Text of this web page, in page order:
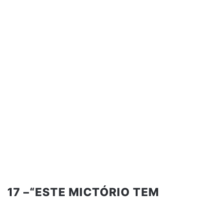
17 –“ESTE MICTÓRIO TEM